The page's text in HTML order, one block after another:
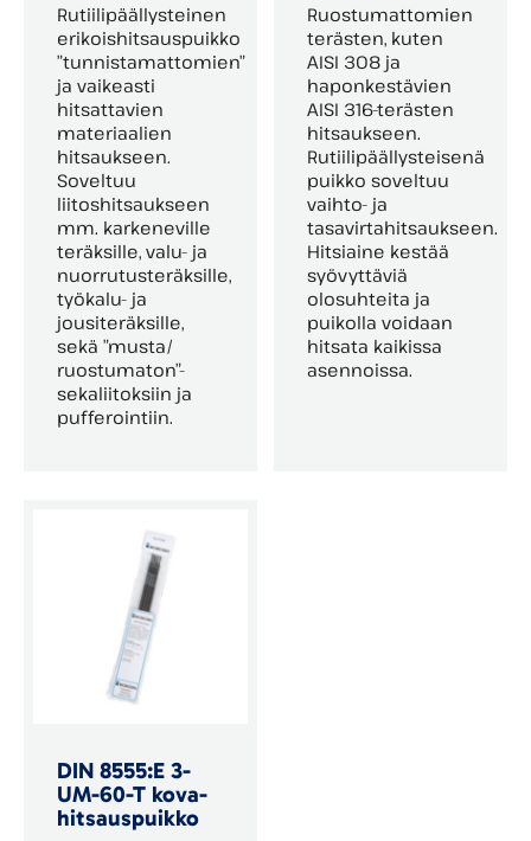
Rutiilipäällysteinen
erikoishitsauspuikko
”tunnistamattomien”
ja vaikeasti
hitsattavien
materiaalien
hitsaukseen.
Soveltuu
liitoshitsaukseen
mm. karkeneville
teräksille, valu- ja
nuorrutusteräksille,
työkalu- ja
jousiteräksille,
sekä ”musta/
ruostumaton”-
sekaliitoksiin ja
pufferointiin.
Ruostumattomien
terästen, kuten
AISI 308 ja
haponkestävien
AISI 316-terästen
hitsaukseen.
Rutiilipäällysteisenä
puikko soveltuu
vaihto- ja
tasavirtahitsaukseen.
Hitsiaine kestää
syövyttäviä
olosuhteita ja
puikolla voidaan
hitsata kaikissa
asennoissa.
DIN 8555:E 3-
UM-60-T kova­
hitsaus­puikko